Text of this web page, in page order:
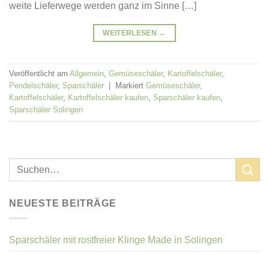
weite Lieferwege werden ganz im Sinne […]
WEITERLESEN →
Veröffentlicht am Allgemein, Gemüseschäler, Kartoffelschäler,
Pendelschäler, Sparschäler Markiert Gemüseschäler,
Kartoffelschäler, Kartoffelschäler kaufen, Sparschäler kaufen,
Sparschäler Solingen
NEUESTE BEITRÄGE
Sparschäler mit rostfreier Klinge Made in Solingen